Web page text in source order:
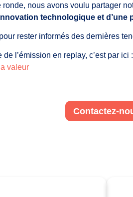
ronde, nous avons voulu partager
technologique et
pour rester informés des dernières
l’émission en replay, c’est par ici :
valeur
Contactez-